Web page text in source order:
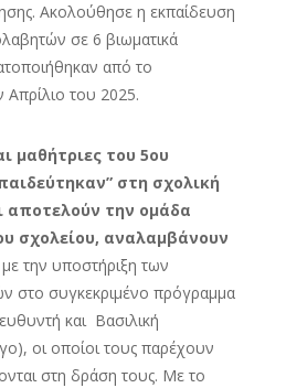
Ακολούθησε η εκπαίδευση
σε 6 βιωματικά
από το
Απρίλιο του 2025.
μαθήτριες του 5ου
στη σχολική
αποτελούν την ομάδα
σχολείου, αναλαμβάνουν
την υποστήριξη των
στο συγκεκριμένο πρόγραμμα
και Βασιλική
οι οποίοι τους παρέχουν
στη δράση τους. Με το